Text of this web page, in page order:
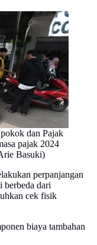
dan Pajak
pajak 2024
Basuki)
perpanjangan
berbeda dari
cek fisik
biaya tambahan